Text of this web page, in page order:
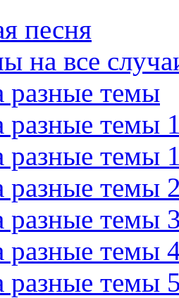
песня
на все
разные темы
разные темы
разные темы
разные темы
разные темы
разные темы
разные темы